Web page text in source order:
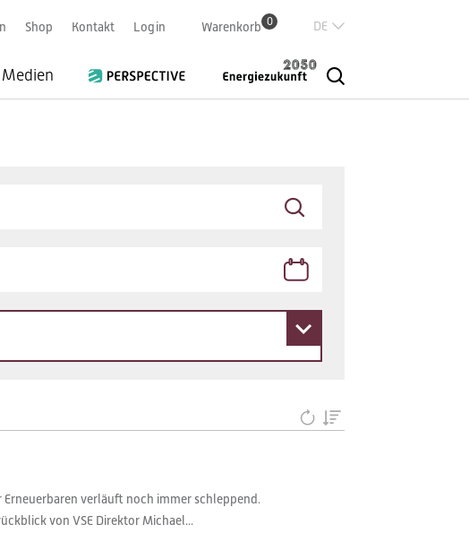
Shop Kontakt Login Warenkorb 0
English
Erneuerbaren verläuft noch immer schleppend.
von VSE Direktor Michael...